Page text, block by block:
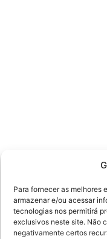
Para fornecer as melhores
armazenar e/ou acessar
tecnologias nos permitirá
exclusivos neste site. Não
negativamente certos